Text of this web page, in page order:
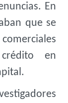
En
que se
en